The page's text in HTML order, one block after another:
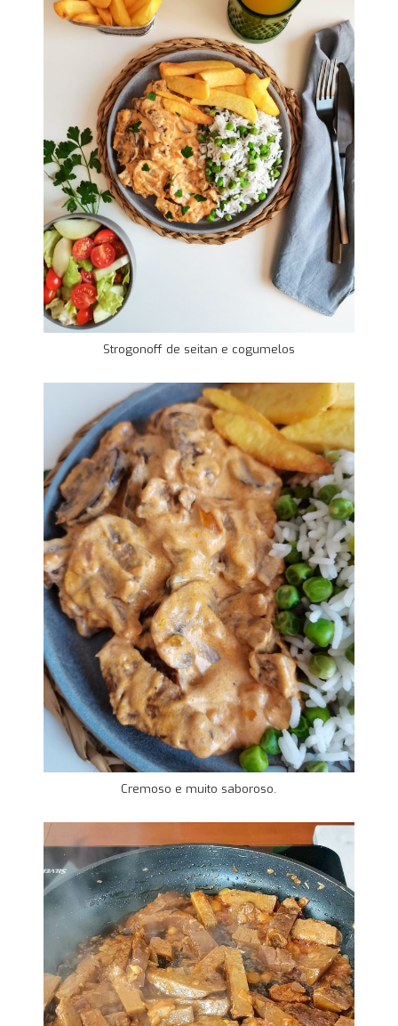
Strogonoff de seitan e cogumelos
Cremoso e muito saboroso.